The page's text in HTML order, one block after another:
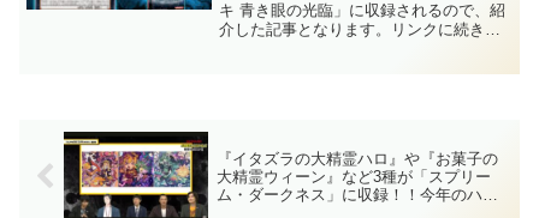
ズ」に実装！！無効効果に加えて
攻撃力4000が2体並ぶとは、まく
キ 青き眼の光臨」に収録されるので、紹
介した記事となります。リンクに続き、
『イタズラの大精霊ハロ』や『お菓子の
大精霊ウィーン』など3種が「スプリー
ム・ダークネス」に収録！！今年のハロ